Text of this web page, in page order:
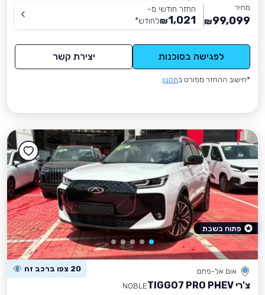
מחיר
99,099
₪
החזר חודשי מ-
1,021
₪לחודש*
לפגישה בסוכנות יצירת קשר
*חישוב ההחזר מפורט בתקנון
אום אל-פחם 20 צפו ברכב זה
צ'רי TIGGO7 PRO PHEV
NOBLE
פתוח בשבת